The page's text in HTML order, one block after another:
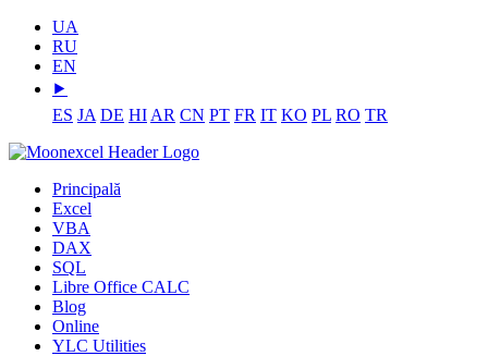
UA
RU
EN
⯈
ES JA DE HI AR CN PT FR IT KO PL RO TR
Principală
Excel
VBA
DAX
SQL
Libre Office CALC
Blog
Online
YLC Utilities